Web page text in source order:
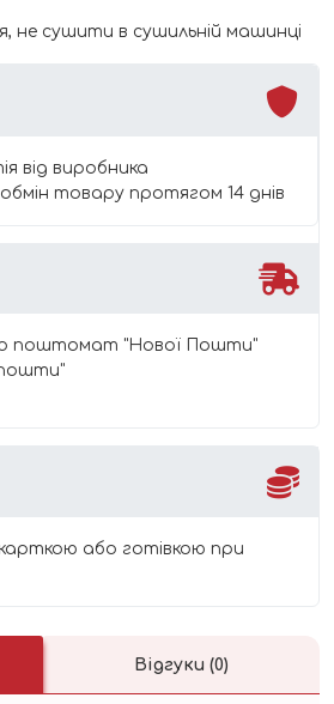
не сушити в сушильній машинці
від виробника
товару протягом 14 днів
поштомат "Нової Пошти"
пошти"
або готівкою при
Відгуки (0)